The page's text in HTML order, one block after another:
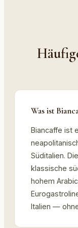
Was ist
Biancaffe ist
Süditalien.
klassische
hohem
Italien —